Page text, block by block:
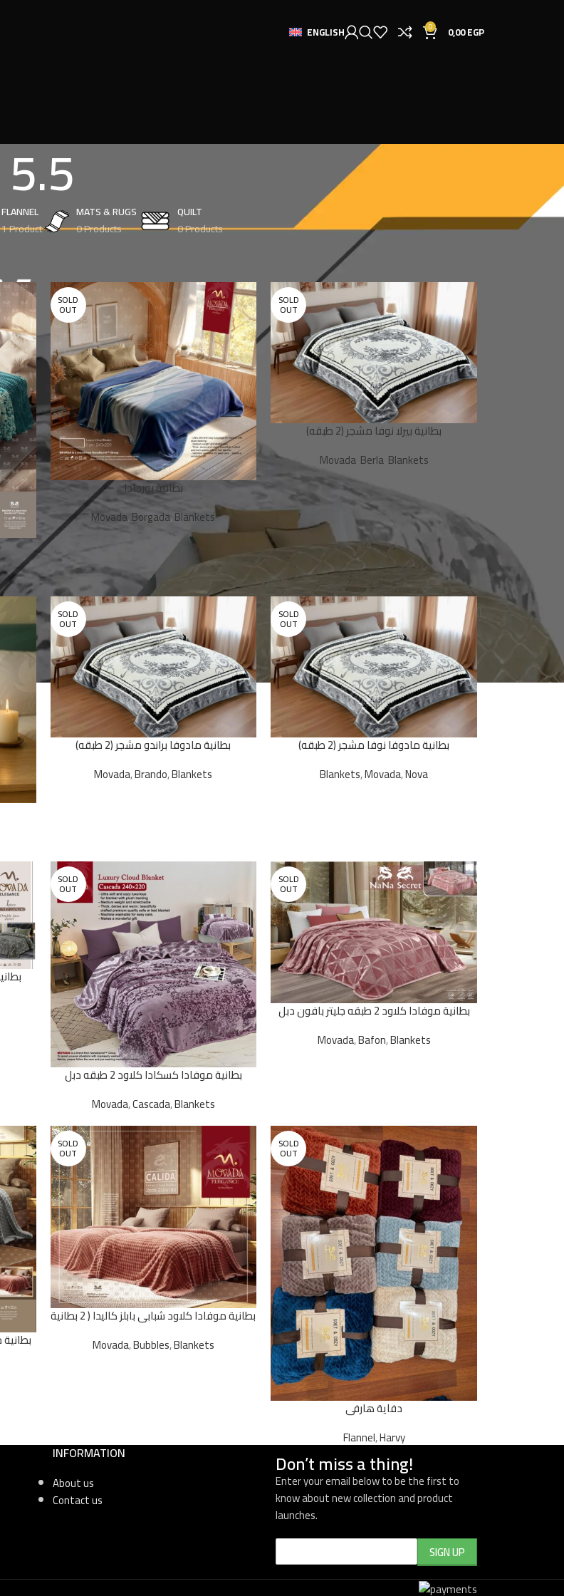
ENGLISH 0 0,00EGP
5.5
FLANNEL
1 Product
MATS & RUGS
0 Products
QUILT
0 Products
SOLD
OUT
بطانية بورجادا
Movada,Borgada,Blankets
SOLD
OUT
بطانية بيرلا نوفا مشجر (2 طبقه)
Movada, Berla, Blankets
SOLD
OUT
بطانية مادوفا براندو مشجر (2 طبقه)
Movada,Brando,Blankets
SOLD
OUT
بطانية مادوفا نوفا مشجر (2 طبقه)
Blankets,Movada,Nova
SOLD
OUT
بطانية موفادا كسكادا كلاود 2 طبقه دبل
Movada,Cascada,Blankets
SOLD
OUT
بطانية موفادا كلاود 2 طبقه جليتر بافون دبل
Movada,Bafon,Blankets
SOLD
OUT
بطانية موفادا كلاود شبابى بابلز كاليدا ( 2 بطانية
Movada,Bubbles,Blankets
SOLD
OUT
دفاية هارفى
Flannel,Harvy
INFORMATION
About us
Contact us
Don’t miss a thing!
Enter your email below to be the first to
know about new collection and product
launches.